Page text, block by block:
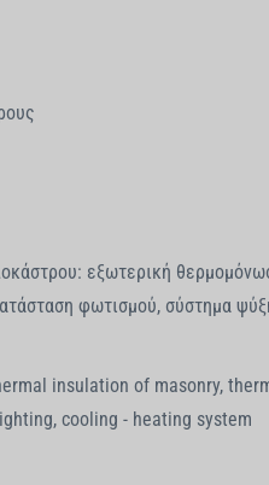
εξωτερική
φωτισμού, σύστημα
insulation of masonry,
cooling - heating system